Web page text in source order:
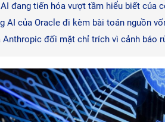
đang tiến hóa vượt tầm hiểu biết của
AI của Oracle đi kèm bài toán nguồn
Anthropic đối mặt chỉ trích vì cảnh báo